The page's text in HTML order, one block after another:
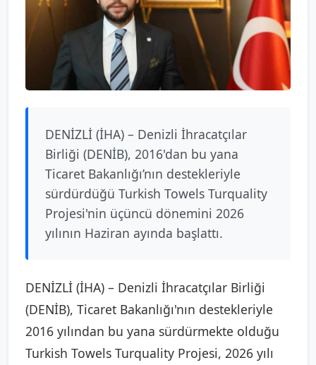
DENİZLİ (İHA) – Denizli İhracatçılar
Birliği (DENİB), 2016'dan bu yana
Ticaret Bakanlığı’nın destekleriyle
sürdürdüğü Turkish Towels Turquality
Projesi'nin üçüncü dönemini 2026
yılının Haziran ayında başlattı.
DENİZLİ (İHA) – Denizli İhracatçılar Birliği
(DENİB), Ticaret Bakanlığı'nın destekleriyle
2016 yılından bu yana sürdürmekte olduğu
Turkish Towels Turquality Projesi, 2026 yılı